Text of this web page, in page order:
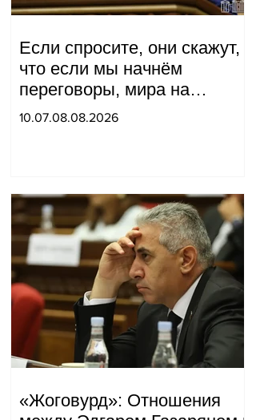
Если спросите, они скажут,
что если мы начнём
переговоры, мира на
границе не будет, начнётся
10.07.08.08.2026
«Жоговурд»: Отношения